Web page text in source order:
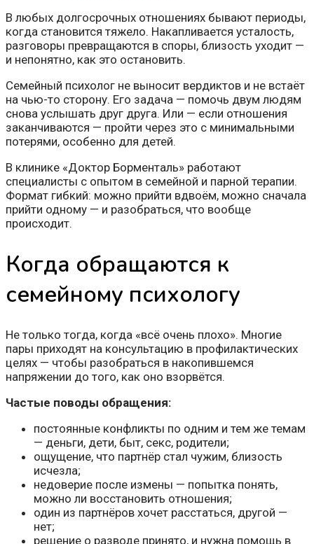
В любых долгосрочных отношениях бывают периоды,
когда становится тяжело. Накапливается усталость,
разговоры превращаются в споры, близость уходит —
и непонятно, как это остановить.
Семейный психолог не выносит вердиктов и не встаёт
на чью-то сторону. Его задача — помочь двум людям
снова услышать друг друга. Или — если отношения
заканчиваются — пройти через это с минимальными
потерями, особенно для детей.
В клинике «Доктор Борменталь» работают
специалисты с опытом в семейной и парной терапии.
Формат гибкий: можно прийти вдвоём, можно сначала
прийти одному — и разобраться, что вообще
происходит.
Когда обращаются к
семейному психологу
Не только тогда, когда «всё очень плохо». Многие
пары приходят на консультацию в профилактических
целях — чтобы разобраться в накопившемся
напряжении до того, как оно взорвётся.
Частые поводы обращения:
постоянные конфликты по одним и тем же темам
— деньги, дети, быт, секс, родители;
ощущение, что партнёр стал чужим, близость
исчезла;
недоверие после измены — попытка понять,
можно ли восстановить отношения;
один из партнёров хочет расстаться, другой —
нет;
решение о разводе принято, и нужна помощь в